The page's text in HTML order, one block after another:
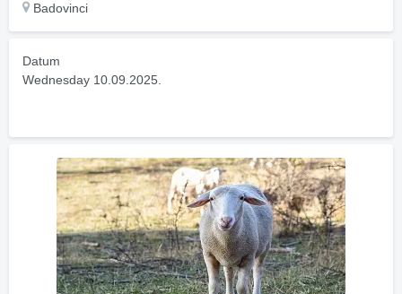
Badovinci
Datum
Wednesday 10.09.2025.